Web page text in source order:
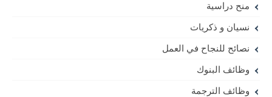
منح دراسية
نسيان و ذكريات
نصائح للنجاح في العمل
وظائف البنوك
وظائف الترجمة